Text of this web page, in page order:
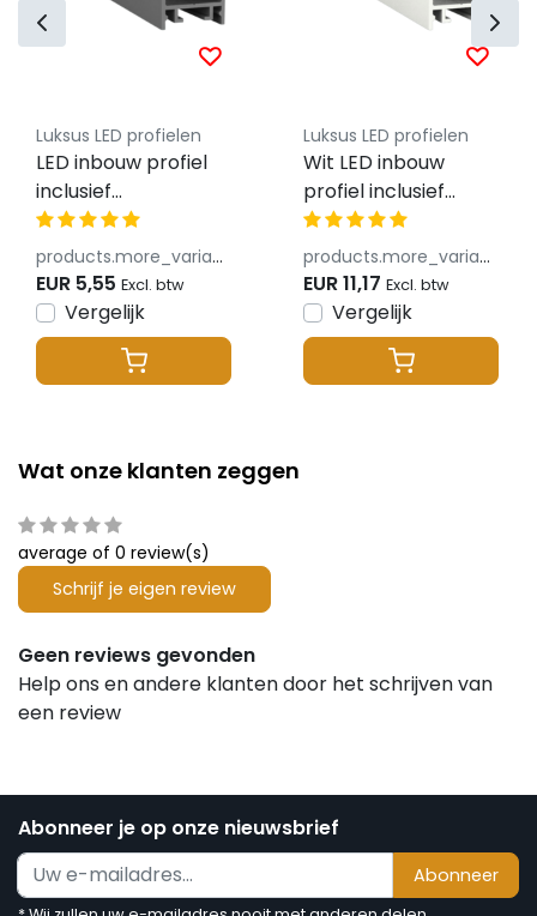
Luksus LED profielen
LED inbouw profiel
inclusief
klikafdekking 15mm
x 15.69mm - 303ALUproducts.more_variants_available
EUR 5,55 Excl. btw
Vergelijk
Luksus LED profielen
Wit LED inbouw
profiel inclusief
klikafdekking 15mm
x 15.69mm - 303WITproducts.more_variants_available
EUR 11,17 Excl. btw
Vergelijk
Wat onze klanten zeggen
average of 0 review(s)
Schrijf je eigen review
Geen reviews gevonden
Help ons en andere klanten door het schrijven van
een review
Abonneer je op onze nieuwsbrief
Abonneer